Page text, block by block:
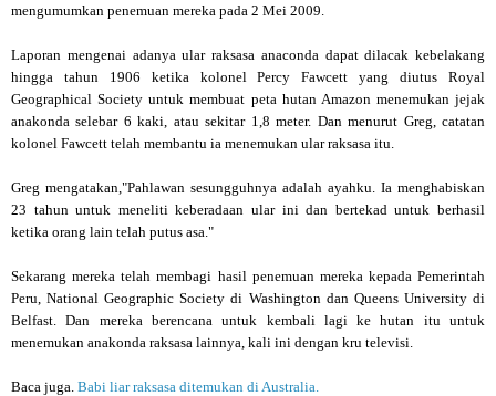
mengumumkan penemuan mereka pada 2 Mei 2009.
Laporan mengenai adanya ular raksasa anaconda dapat dilacak kebelakang
hingga tahun 1906 ketika kolonel Percy Fawcett yang diutus Royal
Geographical Society untuk membuat peta hutan Amazon menemukan jejak
anakonda selebar 6 kaki, atau sekitar 1,8 meter. Dan menurut Greg, catatan
kolonel Fawcett telah membantu ia menemukan ular raksasa itu.
Greg mengatakan,"Pahlawan sesungguhnya adalah ayahku. Ia menghabiskan
23 tahun untuk meneliti keberadaan ular ini dan bertekad untuk berhasil
ketika orang lain telah putus asa."
Sekarang mereka telah membagi hasil penemuan mereka kepada Pemerintah
Peru, National Geographic Society di Washington dan Queens University di
Belfast. Dan mereka berencana untuk kembali lagi ke hutan itu untuk
menemukan anakonda raksasa lainnya, kali ini dengan kru televisi.
Baca juga. Babi liar raksasa ditemukan di Australia.